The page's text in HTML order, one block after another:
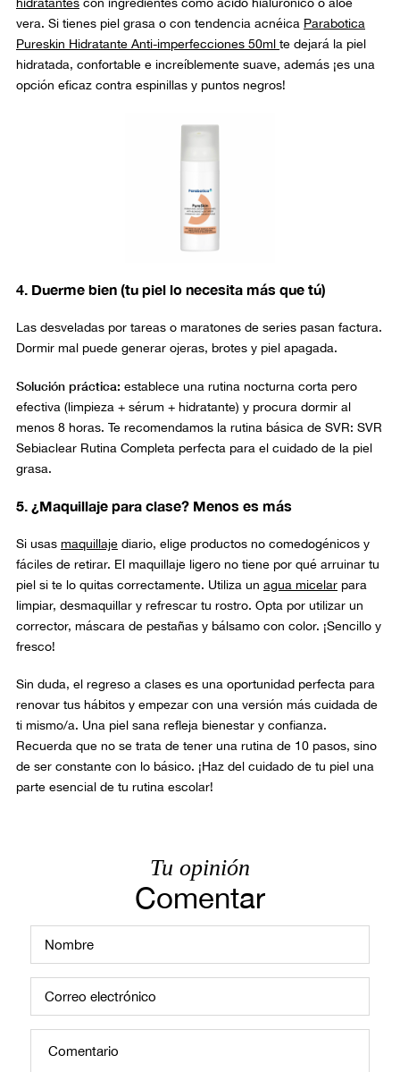
hidratantes con ingredientes como ácido hialurónico o aloe
vera. Si tienes piel grasa o con tendencia acnéica Parabotica
Pureskin Hidratante Anti-imperfecciones 50ml te dejará la piel
hidratada, confortable e increíblemente suave, además ¡es una
opción eficaz contra espinillas y puntos negros!
4. Duerme bien (tu piel lo necesita más que tú)
Las desveladas por tareas o maratones de series pasan factura.
Dormir mal puede generar ojeras, brotes y piel apagada.
Solución práctica: establece una rutina nocturna corta pero
efectiva (limpieza + sérum + hidratante) y procura dormir al
menos 8 horas. Te recomendamos la rutina básica de SVR: SVR
Sebiaclear Rutina Completa perfecta para el cuidado de la piel
grasa.
5. ¿Maquillaje para clase? Menos es más
Si usas maquillaje diario, elige productos no comedogénicos y
fáciles de retirar. El maquillaje ligero no tiene por qué arruinar tu
piel si te lo quitas correctamente. Utiliza un agua micelar para
limpiar, desmaquillar y refrescar tu rostro. Opta por utilizar un
corrector, máscara de pestañas y bálsamo con color. ¡Sencillo y
fresco!
Sin duda, el regreso a clases es una oportunidad perfecta para
renovar tus hábitos y empezar con una versión más cuidada de
ti mismo/a. Una piel sana refleja bienestar y confianza.
Recuerda que no se trata de tener una rutina de 10 pasos, sino
de ser constante con lo básico. ¡Haz del cuidado de tu piel una
parte esencial de tu rutina escolar!
Tu opinión
Comentar